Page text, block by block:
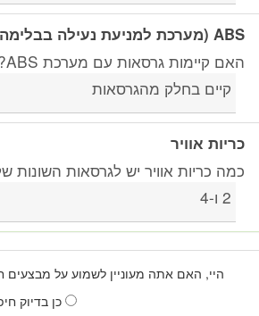
ABS (מערכת למניעת נעילה בבלימה)
האם קיימות גרסאות עם מערכת ABS?
קיים בחלק מהגרסאות
כריות אוויר
כמה כריות אוויר יש לגרסאות השונות
2 ו-4
היי, האם אתה מעוניין לשמוע על מבצעים
כן בדיוק